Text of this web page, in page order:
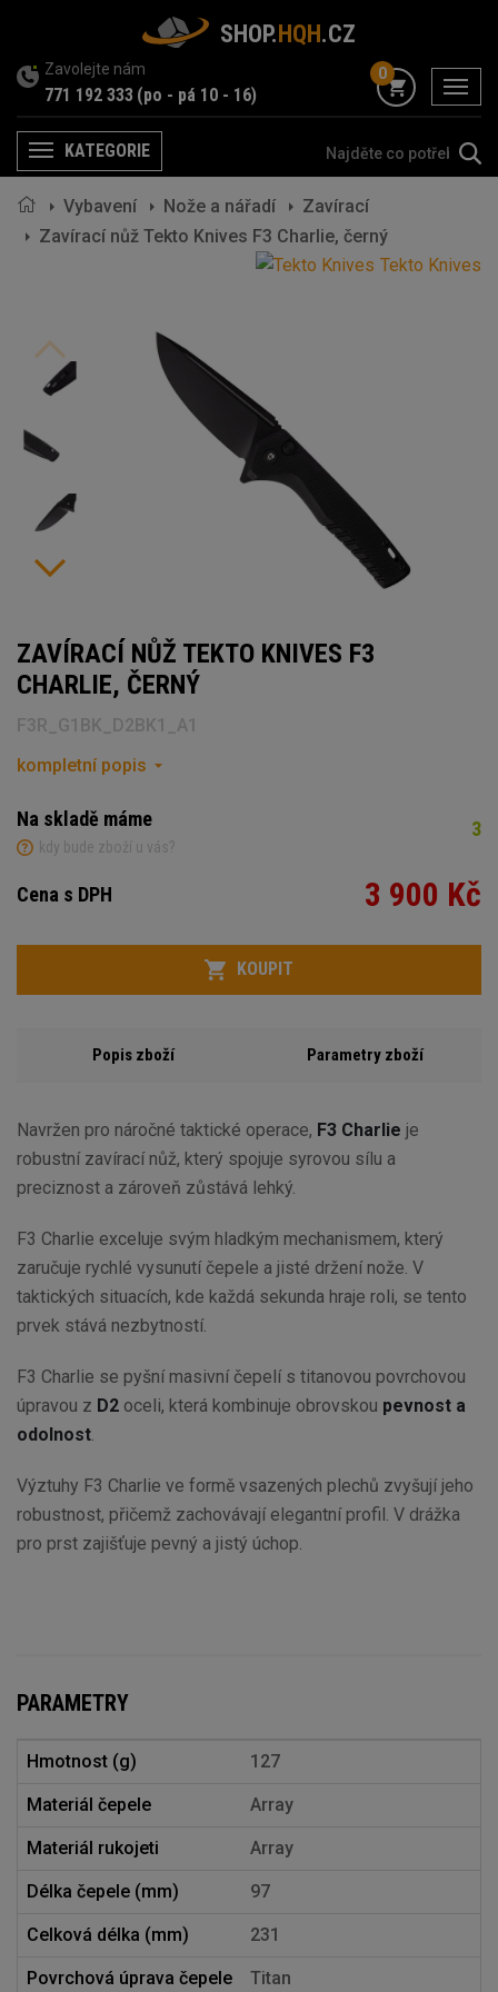
SHOP.HQH.CZ
Zavolejte nám
771 192 333 (po - pá 10 - 16) menu
0
MenuKATEGORIE
Vybavení Nože a nářadí
Zavírací
Zavírací nůž Tekto Knives F3 Charlie, černý
Tekto Knives
ZAVÍRACÍ NŮŽ TEKTO KNIVES F3
CHARLIE, ČERNÝ
F3R_G1BK_D2BK1_A1
kompletní popis
Na skladě máme
kdy bude zboží u vás?
3
Cena s DPH 3 900 Kč
Počet
KOUPIT
Popis zboží Parametry zboží
Navržen pro náročné taktické operace, F3 Charlie je
robustní zavírací nůž, který spojuje syrovou sílu a
preciznost a zároveň zůstává lehký.
F3 Charlie exceluje svým hladkým mechanismem, který
zaručuje rychlé vysunutí čepele a jisté držení nože. V
taktických situacích, kde každá sekunda hraje roli, se tento
prvek stává nezbytností.
F3 Charlie se pyšní masivní čepelí s titanovou povrchovou
úpravou z D2 oceli, která kombinuje obrovskou pevnost a
odolnost
Výztuhy F3 Charlie ve formě vsazených plechů zvyšují jeho
robustnost, přičemž zachovávají elegantní profil. V drážka
pro prst zajišťuje pevný a jistý úchop.
PARAMETRY
Hmotnost (g) 127
Materiál čepele Array
Materiál rukojeti Array
Délka čepele (mm) 97
Celková délka (mm) 231
Povrchová úprava čepele Titan